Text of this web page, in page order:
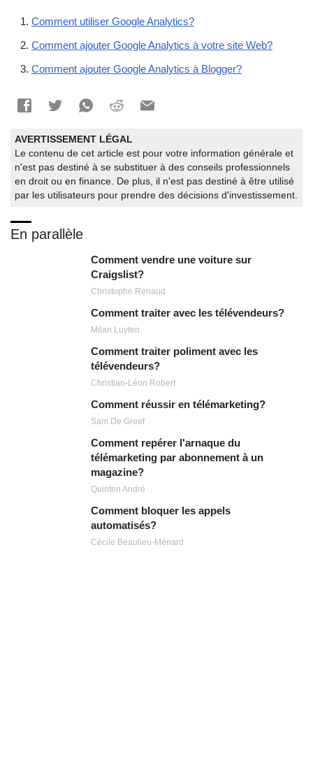
Comment utiliser Google Analytics?
Comment ajouter Google Analytics à votre site Web?
Comment ajouter Google Analytics à Blogger?
AVERTISSEMENT LÉGAL
Le contenu de cet article est pour votre information générale et
n'est pas destiné à se substituer à des conseils professionnels
en droit ou en finance. De plus, il n'est pas destiné à être utilisé
par les utilisateurs pour prendre des décisions d'investissement.
En parallèle
Comment vendre une voiture sur
Craigslist?
Christophe Renaud
Comment traiter avec les télévendeurs?
Milan Luyten
Comment traiter poliment avec les
télévendeurs?
Christian-Léon Robert
Comment réussir en télémarketing?
Sam De Greef
Comment repérer l'arnaque du
télémarketing par abonnement à un
magazine?
Quinten André
Comment bloquer les appels
automatisés?
Cécile Beaulieu-Ménard